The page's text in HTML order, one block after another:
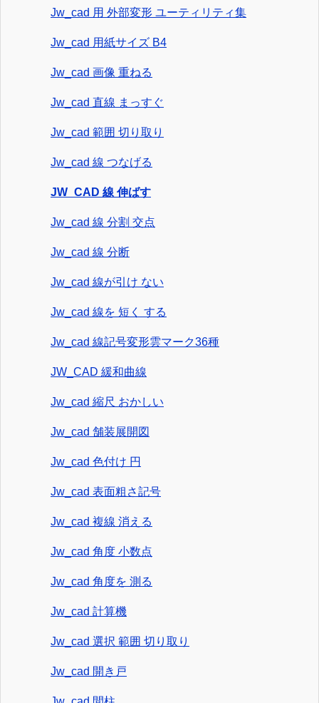
Jw_cad 用 外部変形 ユーティリティ集
Jw_cad 用紙サイズ B4
Jw_cad 画像 重ねる
Jw_cad 直線 まっすぐ
Jw_cad 範囲 切り取り
Jw_cad 線 つなげる
JW_CAD 線 伸ばす
Jw_cad 線 分割 交点
Jw_cad 線 分断
Jw_cad 線が引け ない
Jw_cad 線を 短く する
Jw_cad 線記号変形雲マーク36種
JW_CAD 緩和曲線
Jw_cad 縮尺 おかしい
Jw_cad 舗装展開図
Jw_cad 色付け 円
Jw_cad 表面粗さ記号
Jw_cad 複線 消える
Jw_cad 角度 小数点
Jw_cad 角度を 測る
Jw_cad 計算機
Jw_cad 選択 範囲 切り取り
Jw_cad 開き戸